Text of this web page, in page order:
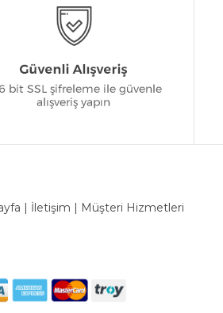
| İletişim | Müşteri Hizmetleri